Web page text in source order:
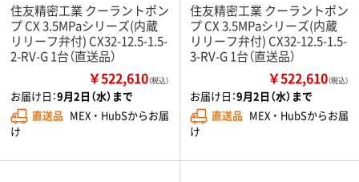
住友精密工業 クーラントポン
プ CX 3.5MPaシリーズ(内蔵
リリーフ弁付) CX32-12.5-1.5-
2-RV-G 1台（直送品）
￥522,610（税込）
お届け日：9月2日（水）まで
直送品 MEX ・ HubSからお届
け
住友精密工業 クーラントポン
プ CX 3.5MPaシリーズ(内蔵
リリーフ弁付) CX32-12.5-1.5-
3-RV-G 1台（直送品）
￥522,610（税込）
お届け日：9月2日（水）まで
直送品 MEX ・ HubSからお届
け